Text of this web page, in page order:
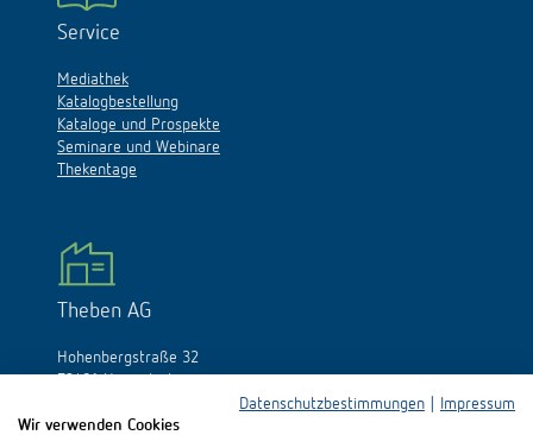
Service
Mediathek
Katalogbestellung
Kataloge und Prospekte
Seminare und Webinare
Thekentage
Theben AG
Hohenbergstraße 32
Datenschutzbestimmungen
Impressum
Wir verwenden Cookies